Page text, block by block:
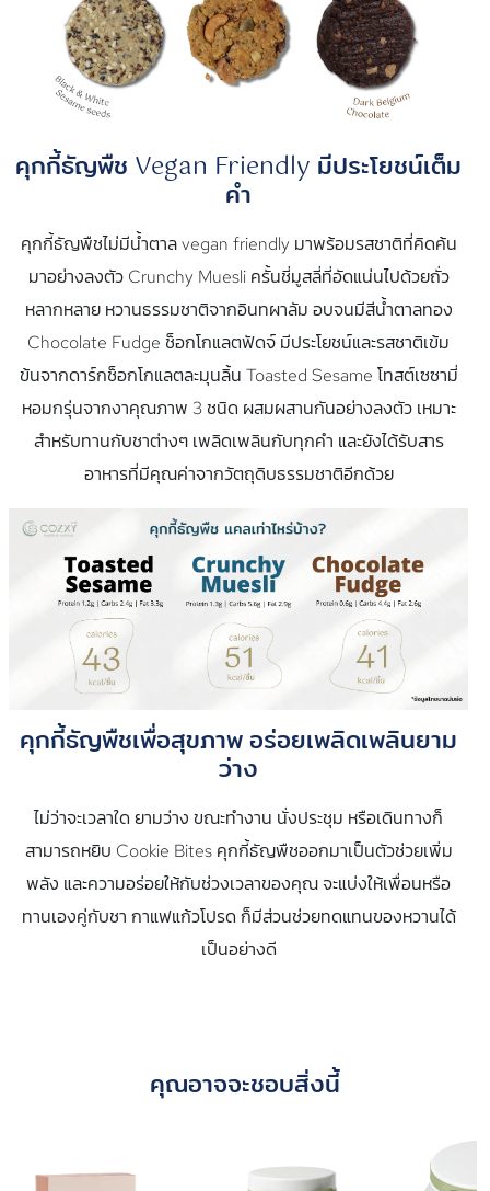
คุกกี้ธัญพืช Vegan Friendly มีประโยชน์เต็ม
คำ
คุกกี้ธัญพืชไม่มีน้ำตาล vegan friendly มาพร้อมรสชาติที่คิดค้น
มาอย่างลงตัว Crunchy Muesli ครั้นชี่มูสลี่ที่อัดแน่นไปด้วยถั่ว
หลากหลาย หวานธรรมชาติจากอินทผาลัม อบจนมีสีน้ำตาลทอง
Chocolate Fudge ช็อกโกแลตฟัดจ์ มีประโยชน์และรสชาติเข้ม
ข้นจากดาร์กช็อกโกแลตละมุนลิ้น Toasted Sesame โทสต์เซซามี่
หอมกรุ่นจากงาคุณภาพ 3 ชนิด ผสมผสานกันอย่างลงตัว เหมาะ
สำหรับทานกับชาต่างๆ เพลิดเพลินกับทุกคำ และยังได้รับสาร
อาหารที่มีคุณค่าจากวัตถุดิบธรรมชาติอีกด้วย
คุกกี้ธัญพืชเพื่อสุขภาพ อร่อยเพลิดเพลินยาม
ว่าง
ไม่ว่าจะเวลาใด ยามว่าง ขณะทำงาน นั่งประชุม หรือเดินทางก็
สามารถหยิบ Cookie Bites คุกกี้ธัญพืชออกมาเป็นตัวช่วยเพิ่ม
พลัง และความอร่อยให้กับช่วงเวลาของคุณ จะแบ่งให้เพื่อนหรือ
ทานเองคู่กับชา กาแฟแก้วโปรด ก็มีส่วนช่วยทดแทนของหวานได้
เป็นอย่างดี
คุณอาจจะชอบสิ่งนี้